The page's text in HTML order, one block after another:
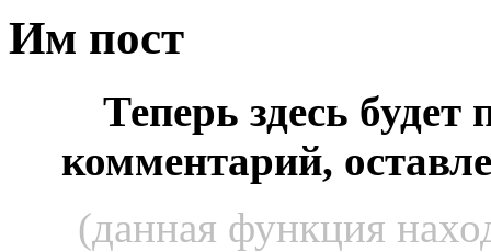
Им пост
Теперь здесь будет
комментарий,
(данная функция